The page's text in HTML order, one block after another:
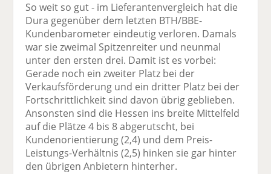
So weit so gut - im Lieferantenvergleich hat die
Dura gegenüber dem letzten BTH/BBE-
Kundenbarometer eindeutig verloren. Damals
war sie zweimal Spitzenreiter und neunmal
unter den ersten drei. Damit ist es vorbei:
Gerade noch ein zweiter Platz bei der
Verkaufsförderung und ein dritter Platz bei der
Fortschrittlichkeit sind davon übrig geblieben.
Ansonsten sind die Hessen ins breite Mittelfeld
auf die Plätze 4 bis 8 abgerutscht, bei
Kundenorientierung (2,4) und dem Preis-
Leistungs-Verhältnis (2,5) hinken sie gar hinter
den übrigen Anbietern hinterher.